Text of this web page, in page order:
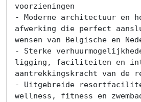
voorzieningen
- Moderne architectuur en
afwerking die perfect
wensen van Belgische en
- Sterke
ligging, faciliteiten en
aantrekkingskracht van de
- Uitgebreide
wellness, fitness en